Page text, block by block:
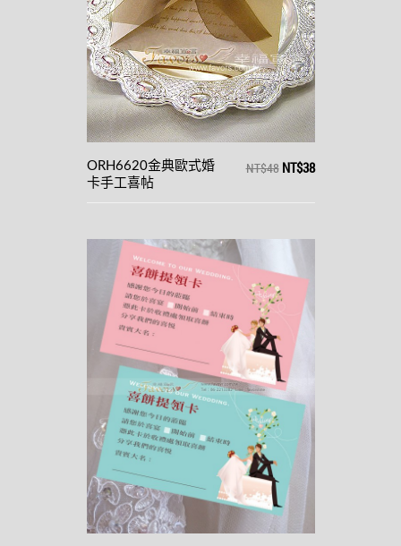
ORH6620金典歐式婚
卡手工喜帖
NT$48 NT$38